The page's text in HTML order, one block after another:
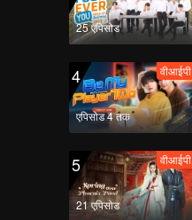
141
वीआईपी
143
वीआईपी
145
वीआईपी
147
वीआईपी
25 एपिसोड
4
एपिसोड 4 तक
वीआईपी
5
21 एपिसोड
वीआईपी